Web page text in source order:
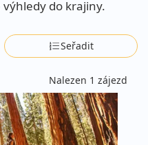
do krajiny.
Seřadit
Nalezen 1 zájezd